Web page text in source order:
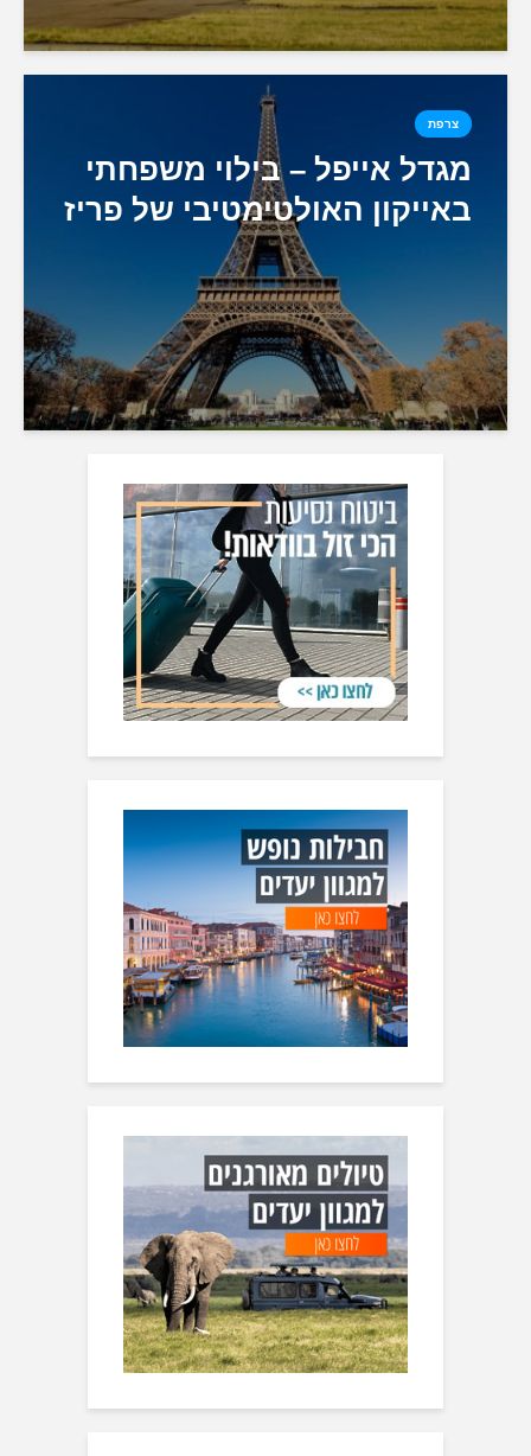
צרפת
מגדל אייפל – בילוי משפחתי
באייקון האולטימטיבי של פריז